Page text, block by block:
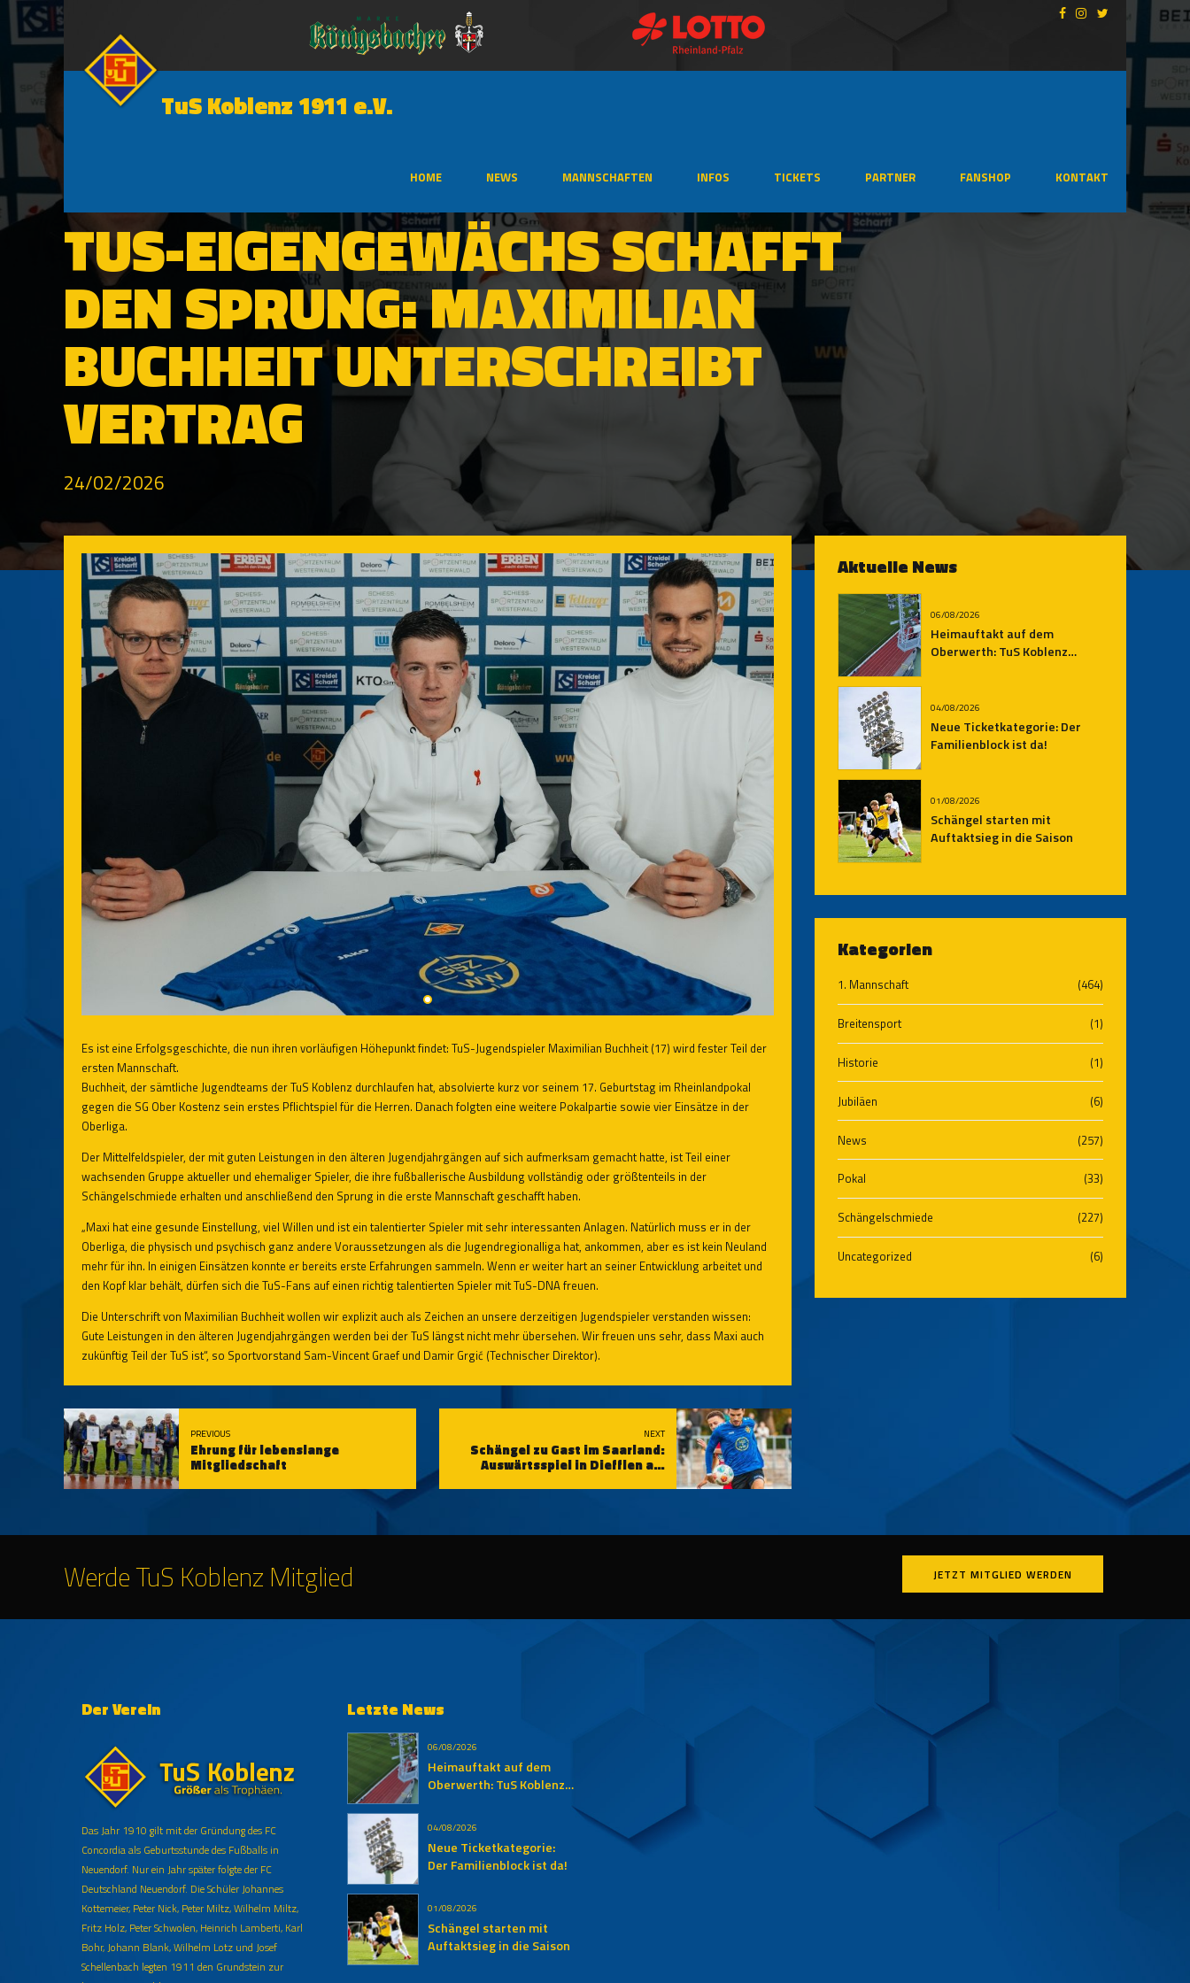
TuS Koblenz 1911 e.V.
HOME NEWS MANNSCHAFTEN INFOS TICKETS PARTNER FANSHOP KONTAKT
TUS-EIGENGEWÄCHS SCHAFFT
DEN SPRUNG: MAXIMILIAN
BUCHHEIT UNTERSCHREIBT
VERTRAG
24/02/2026
Es ist eine Erfolgsgeschichte, die nun ihren vorläufigen Höhepunkt findet: TuS-Jugendspieler Maximilian Buchheit (17) wird fester Teil der
ersten Mannschaft.
Buchheit, der sämtliche Jugendteams der TuS Koblenz durchlaufen hat, absolvierte kurz vor seinem 17. Geburtstag im Rheinlandpokal
gegen die SG Ober Kostenz sein erstes Pflichtspiel für die Herren. Danach folgten eine weitere Pokalpartie sowie vier Einsätze in der
Oberliga.
Der Mittelfeldspieler, der mit guten Leistungen in den älteren Jugendjahrgängen auf sich aufmerksam gemacht hatte, ist Teil einer
wachsenden Gruppe aktueller und ehemaliger Spieler, die ihre fußballerische Ausbildung vollständig oder größtenteils in der
Schängelschmiede erhalten und anschließend den Sprung in die erste Mannschaft geschafft haben.
„Maxi hat eine gesunde Einstellung, viel Willen und ist ein talentierter Spieler mit sehr interessanten Anlagen. Natürlich muss er in der
Oberliga, die physisch und psychisch ganz andere Voraussetzungen als die Jugendregionalliga hat, ankommen, aber es ist kein Neuland
mehr für ihn. In einigen Einsätzen konnte er bereits erste Erfahrungen sammeln. Wenn er weiter hart an seiner Entwicklung arbeitet und
den Kopf klar behält, dürfen sich die TuS-Fans auf einen richtig talentierten Spieler mit TuS-DNA freuen.
Die Unterschrift von Maximilian Buchheit wollen wir explizit auch als Zeichen an unsere derzeitigen Jugendspieler verstanden wissen:
Gute Leistungen in den älteren Jugendjahrgängen werden bei der TuS längst nicht mehr übersehen. Wir freuen uns sehr, dass Maxi auch
zukünftig Teil der TuS ist“, so Sportvorstand Sam-Vincent Graef und Damir Grgić (Technischer Direktor).
PREVIOUS
Ehrung für lebenslange
Mitgliedschaft
NEXT
Schängel zu Gast im Saarland:
Auswärtsspiel in Diefflen am
Aktuelle News
06/08/2026
Heimauftakt auf dem
Oberwerth: TuS Koblenz
04/08/2026
Neue Ticketkategorie: Der
Familienblock ist da!
01/08/2026
Schängel starten mit
Auftaktsieg in die Saison
Kategorien
1. Mannschaft (464)
Breitensport (1)
Historie (1)
Jubiläen (6)
News (257)
Pokal (33)
Schängelschmiede (227)
Uncategorized (6)
Werde TuS Koblenz Mitglied JETZT MITGLIED WERDEN
Der Verein
Das Jahr 1910 gilt mit der Gründung des FC
Concordia als Geburtsstunde des Fußballs in
Neuendorf. Nur ein Jahr später folgte der FC
Deutschland Neuendorf. Die Schüler Johannes
Kottemeier, Peter Nick, Peter Miltz, Wilhelm Miltz,
Fritz Holz, Peter Schwolen, Heinrich Lamberti, Karl
Bohr, Johann Blank, Wilhelm Lotz und Josef
Schellenbach legten 1911 den Grundstein zur
Letzte News
06/08/2026
Heimauftakt auf dem
Oberwerth: TuS Koblenz
Auersmacher
04/08/2026
Neue Ticketkategorie:
Der Familienblock ist da!
01/08/2026
Schängel starten mit
Auftaktsieg in die Saison